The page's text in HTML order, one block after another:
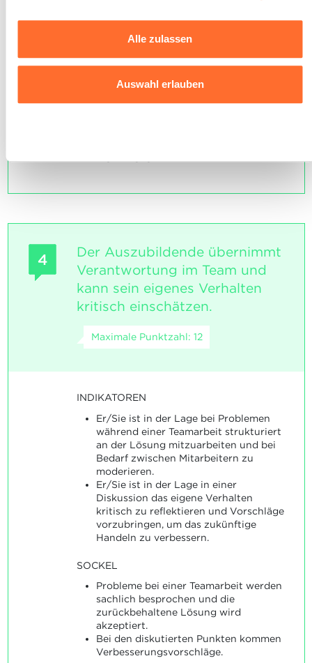
Sie können Ihre Zustimmung jederzeit anpassen oder
widerrufen, indem Sie auf das indem Sie auf das
schwebende Symbol unten links auf jeder Seite der
Ausführlichere Informationen darüber, wie wir Cookies
Alle zulassen
Auswahl erlauben
INDIKATOREN
Er/Sie ist in der Lage eine
vorgegebene Arbeit in logische
Arbeitsschritte zu gliedern und diese
4
Der Auszubildende übernimmt
Verantwortung im Team und
kann sein eigenes Verhalten
kritisch einschätzen.
Maximale Punktzahl: 12
INDIKATOREN
Er/Sie ist in der Lage bei Problemen
während einer Teamarbeit strukturiert
an der Lösung mitzuarbeiten und bei
Bedarf zwischen Mitarbeitern zu
moderieren.
Er/Sie ist in der Lage in einer
Diskussion das eigene Verhalten
kritisch zu reflektieren und Vorschläge
vorzubringen, um das zukünftige
Handeln zu verbessern.
SOCKEL
Probleme bei einer Teamarbeit werden
sachlich besprochen und die
zurückbehaltene Lösung wird
akzeptiert.
Bei den diskutierten Punkten kommen
Verbesserungsvorschläge.